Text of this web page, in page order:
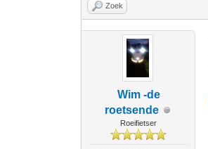
Zoek
Wim -de
roetsende
Roeifietser